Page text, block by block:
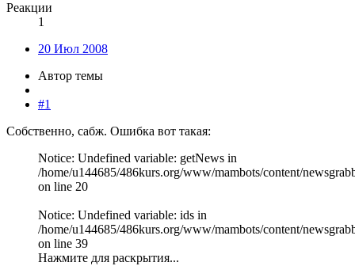
Реакции
1
20 Июл 2008
Автор темы
#1
Собственно, сабж. Ошибка вот такая:
Notice: Undefined variable: getNews in
/home/u144685/486kurs.org/www/mambots/content/
on line 20
Notice: Undefined variable: ids in
/home/u144685/486kurs.org/www/mambots/content/
on line 39
Нажмите для раскрытия...